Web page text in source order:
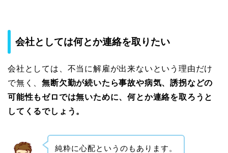
会社としては何とか連絡を取りたい
会社としては、不当に解雇が出来ないという理由だけ
で無く、無断欠勤が続いたら事故や病気、誘拐などの
可能性もゼロでは無いために、何とか連絡を取ろうと
してくるでしょう。
純粋に心配というのもあります。